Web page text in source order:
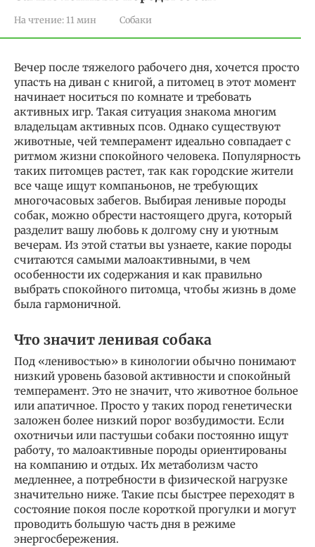
На чтение: 11 мин Собаки
Вечер после тяжелого рабочего дня, хочется просто
упасть на диван с книгой, а питомец в этот момент
начинает носиться по комнате и требовать
активных игр. Такая ситуация знакома многим
владельцам активных псов. Однако существуют
животные, чей темперамент идеально совпадает с
ритмом жизни спокойного человека. Популярность
таких питомцев растет, так как городские жители
все чаще ищут компаньонов, не требующих
многочасовых забегов. Выбирая ленивые породы
собак, можно обрести настоящего друга, который
разделит вашу любовь к долгому сну и уютным
вечерам. Из этой статьи вы узнаете, какие породы
считаются самыми малоактивными, в чем
особенности их содержания и как правильно
выбрать спокойного питомца, чтобы жизнь в доме
была гармоничной.
Что значит ленивая собака
Под «ленивостью» в кинологии обычно понимают
низкий уровень базовой активности и спокойный
темперамент. Это не значит, что животное больное
или апатичное. Просто у таких пород генетически
заложен более низкий порог возбудимости. Если
охотничьи или пастушьи собаки постоянно ищут
работу, то малоактивные породы ориентированы
на компанию и отдых. Их метаболизм часто
медленнее, а потребности в физической нагрузке
значительно ниже. Такие псы быстрее переходят в
состояние покоя после короткой прогулки и могут
проводить большую часть дня в режиме
энергосбережения.